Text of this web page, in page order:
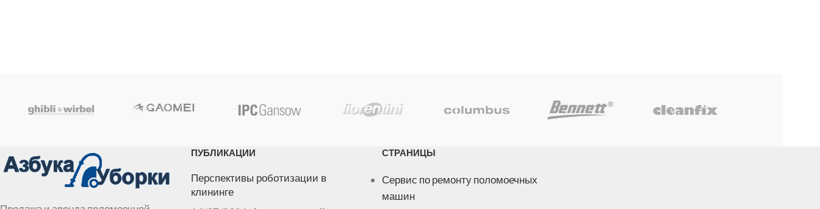
ПУБЛИКАЦИИ
Перспективы роботизации в
клининге
СТРАНИЦЫ
Сервис по ремонту поломоечных
машин